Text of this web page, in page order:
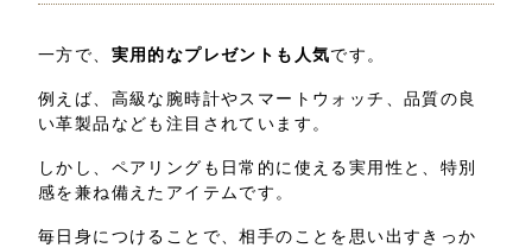
一方で、 実用的なプレゼントも人気です。
例えば、高級な腕時計やスマートウォッチ、品質の良
い革製品なども注目されています。
しかし、ペアリングも日常的に使える実用性と、特別
感を兼ね備えたアイテムです。
毎日身につけることで、相手のことを思い出すきっか